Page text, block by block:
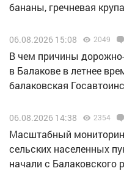
бананы, гречневая
06.08.2026 15:08 2049
В чем причины
в Балакове в летнее
балаковская
06.08.2026 14:38 2354
Масштабный
сельских населенных
начали с Балаковского